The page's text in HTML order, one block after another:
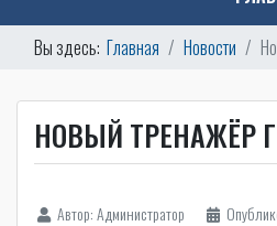
Вы здесь: Главная Новости
НОВЫЙ ТРЕНАЖЁР
Автор:Администратор